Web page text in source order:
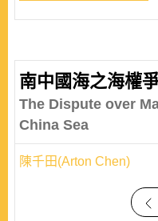
南中國海之海權
The Dispute over
China Sea
陳千田(Arton Chen)